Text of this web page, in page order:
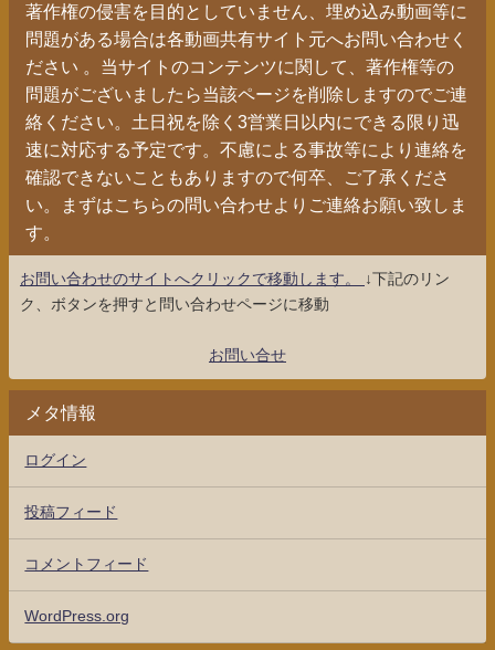
著作権の侵害を目的としていません、埋め込み動画等に
問題がある場合は各動画共有サイト元へお問い合わせく
ださい 。当サイトのコンテンツに関して、著作権等の
問題がございましたら当該ページを削除しますのでご連
絡ください。土日祝を除く3営業日以内にできる限り迅
速に対応する予定です。不慮による事故等により連絡を
確認できないこともありますので何卒、ご了承くださ
い。まずはこちらの問い合わせよりご連絡お願い致しま
す。
お問い合わせのサイトへクリックで移動します。
↓下記のリン
ク、ボタンを押すと問い合わせページに移動
お問い合せ
メタ情報
ログイン
投稿フィード
コメントフィード
WordPress.org